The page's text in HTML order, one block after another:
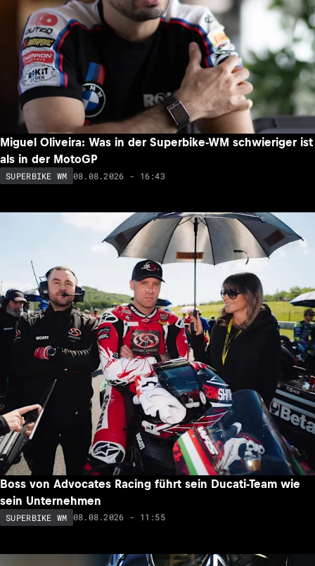
Miguel Oliveira: Was in der Superbike-WM schwieriger ist
als in der MotoGP
SUPERBIKE WM 08.08.2026 - 16:43
Boss von Advocates Racing führt sein Ducati-Team wie
sein Unternehmen
SUPERBIKE WM 08.08.2026 - 11:55